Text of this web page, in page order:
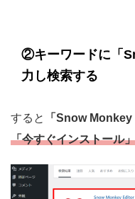
②キーワードに「
力し検索する
すると
「Snow
「今すぐインストール